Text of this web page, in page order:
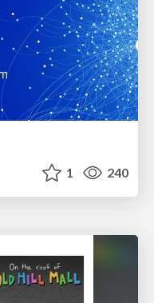
1 240